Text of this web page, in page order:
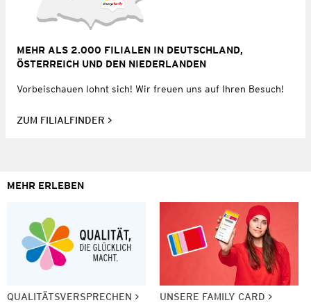
MEHR ALS 2.000 FILIALEN IN DEUTSCHLAND,
ÖSTERREICH UND DEN NIEDERLANDEN
Vorbeischauen lohnt sich! Wir freuen uns auf Ihren Besuch!
ZUM FILIALFINDER
MEHR ERLEBEN
QUALITÄTSVERSPRECHEN UNSERE FAMILY CARD